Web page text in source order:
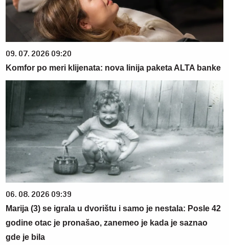
09. 07. 2026 09:20
Komfor po meri klijenata: nova linija paketa ALTA banke
06. 08. 2026 09:39
Marija (3) se igrala u dvorištu i samo je nestala: Posle 42
godine otac je pronašao, zanemeo je kada je saznao
gde je bila